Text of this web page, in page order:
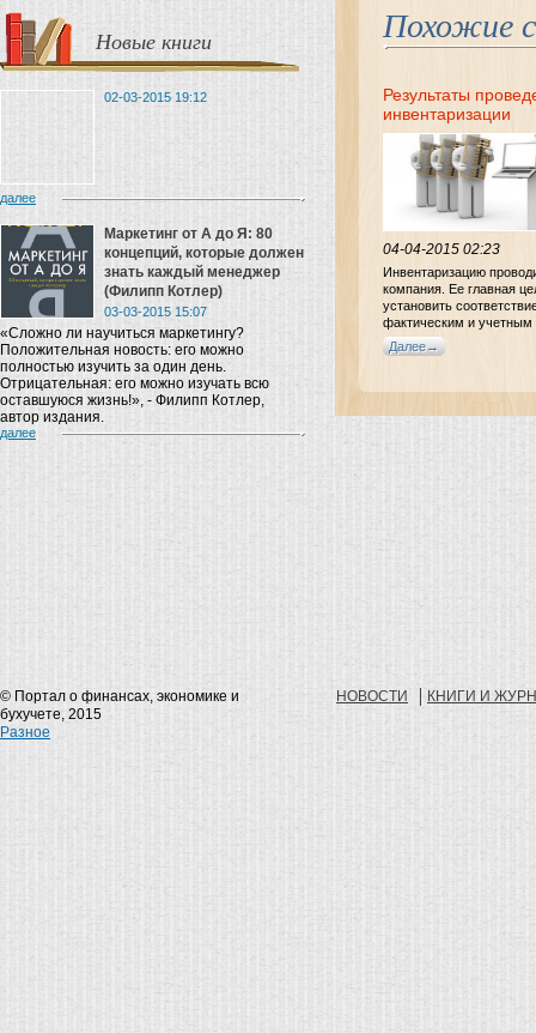
Новые книги
02-03-2015 19:12
далее
Маркетинг от A до Я: 80
концепций, которые должен
знать каждый менеджер
(Филипп Котлер)
03-03-2015 15:07
«Сложно ли научиться маркетингу?
Положительная новость: его можно
полностью изучить за один день.
Отрицательная: его можно изучать всю
оставшуюся жизнь!», - Филипп Котлер,
автор издания.
далее
Похожие
Результаты
инвентаризации
04-04-2015 02:23
Инвентаризацию
компания. Ее главная
установить
фактическим и учетным
количеством
ценностей, финансовых
Далее
© Портал о финансах, экономике и
бухучете, 2015
Разное
НОВОСТИ КНИГИ И